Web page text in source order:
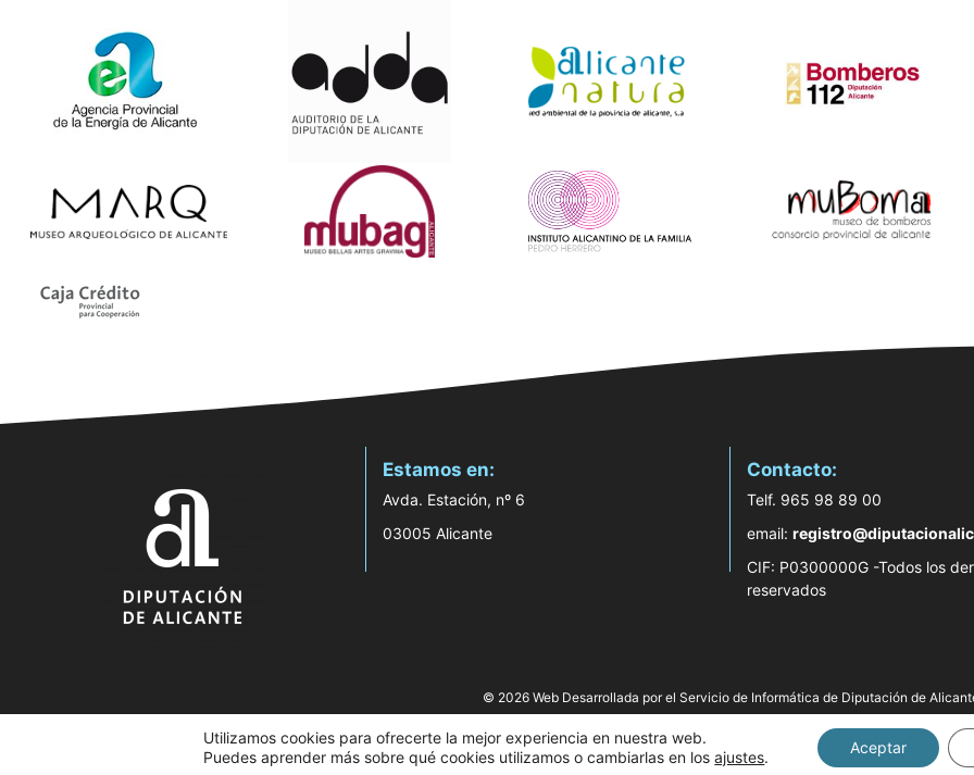
Estamos en:
Avda. Estación, nº 6
03005 Alicante
Contacto:
Telf. 965 98 89 00
email:
CIF: P0300000G -Todos los
reservados
© 2026 Web Desarrollada por el Servicio de Informática de Diputación de
Utilizamos cookies para ofrecerte la mejor experiencia en nuestra web.
Puedes aprender más sobre qué cookies utilizamos o cambiarlas en losajustes.
Aceptar